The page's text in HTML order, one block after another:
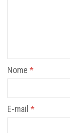
Nome *
E-mail *